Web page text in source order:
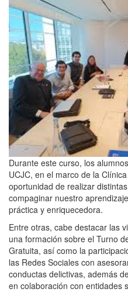
Durante este curso, los
UCJC, en el marco de la
oportunidad de realizar
compaginar nuestro
práctica y enriquecedora.
Entre otras, cabe destacar las
una formación sobre el Turno
Gratuita, así como la
las Redes Sociales con
conductas delictivas, además
en colaboración con entidades